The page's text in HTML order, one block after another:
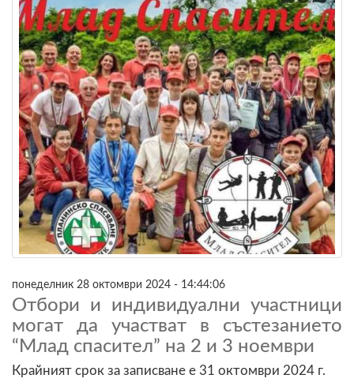
понеделник 28 октомври 2024 - 14:44:06
Отбори и индивидуални участници
могат да участват в състезанието
“Млад спасител” на 2 и 3 ноември
Крайният срок за записване е 31 октомври 2024 г.